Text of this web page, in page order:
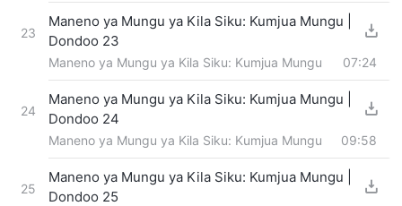
23
Maneno ya Mungu ya Kila Siku: Kumjua Mungu |
Dondoo 23
Maneno ya Mungu ya Kila Siku: Kumjua Mungu 07:24
24
Maneno ya Mungu ya Kila Siku: Kumjua Mungu |
Dondoo 24
Maneno ya Mungu ya Kila Siku: Kumjua Mungu 09:58
25
Maneno ya Mungu ya Kila Siku: Kumjua Mungu |
Dondoo 25